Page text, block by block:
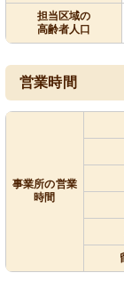
担当区域の
高齢者人口
営業時間
事業所の営業
時間